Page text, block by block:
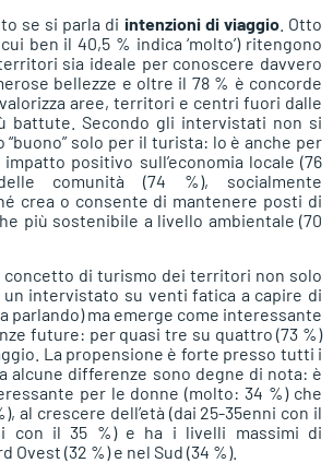
se si parla di intenzioni di viaggio. Otto
ben il 40,5 % indica ‘molto’) ritengono
sia ideale per conoscere davvero
bellezze e oltre il 78 % è concorde
aree, territori e centri fuori dalle
battute. Secondo gli intervistati non si
solo per il turista: lo è anche per
positivo sull’economia locale (76
comunità (74 %), socialmente
crea o consente di mantenere posti di
più sostenibile a livello ambientale (70
concetto di turismo dei territori non solo
intervistato su venti fatica a capire di
parlando) ma emerge come interessante
future: per quasi tre su quattro (73 %)
La propensione è forte presso tutti i
alcune differenze sono degne di nota: è
per le donne (molto: 34 %) che
al crescere dell’età (dai 25-35enni con il
con il 35 %) e ha i livelli massimi di
Ovest (32 %) e nel Sud (34 %).